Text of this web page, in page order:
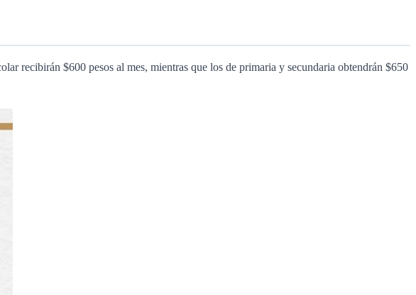
recibirán $600 pesos al mes, mientras que los de primaria y secundaria obtendrán $650